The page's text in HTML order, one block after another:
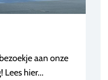
aan onze
Lees hier...